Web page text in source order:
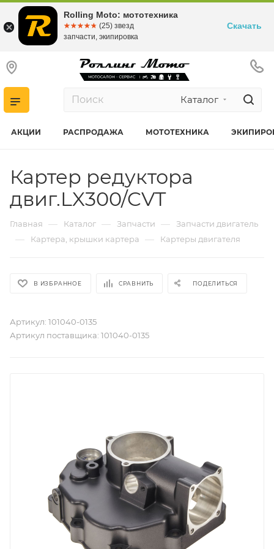
Каталог
АКЦИИ РАСПРОДАЖА МОТОТЕХНИКА
Картер редуктора
двиг.LX300/CVT
Главная — Каталог — Запчасти — Запчасти двигатель
— Картера, крышки картера — Картеры двигателя
В ИЗБРАННОЕ СРАВНИТЬ ПОДЕЛИТЬСЯ
Артикул: 101040-0135
Артикул поставщика: 101040-0135
Rolling Moto: мототехника
☆☆☆☆☆
★★★★★ (25) звезд
запчасти, экипировка
Скачать